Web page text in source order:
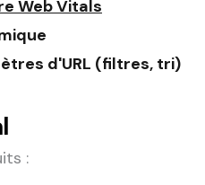
Web Vitals
d'URL (filtres, tri)
: